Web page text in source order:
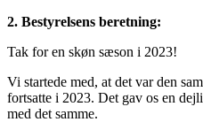
2. Bestyrelsens beretning:
Tak for en skøn sæson i 2023!
Vi startede med, at det var den
fortsatte i 2023. Det gav os en
med det samme.